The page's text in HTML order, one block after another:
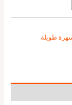
طويلة,